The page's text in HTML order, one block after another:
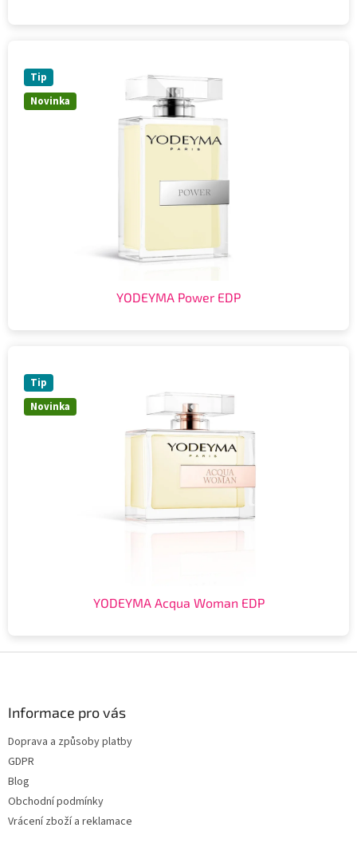
Novinka
Tip
YODEYMA Power EDP
Novinka
Tip
YODEYMA Acqua Woman EDP
Informace pro vás
Doprava a způsoby platby
GDPR
Blog
Obchodní podmínky
Vrácení zboží a reklamace